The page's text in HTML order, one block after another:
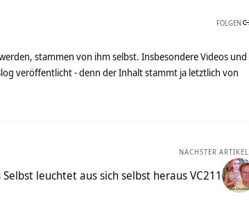
FOLGEN
stammen von ihm selbst. Insbesondere Videos und
veröffentlicht - denn der Inhalt stammt ja letztlich von
NÄCHSTER ARTIKEL
Selbst leuchtet aus sich selbst heraus VC211